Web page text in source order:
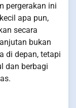
pergerakan ini
apa pun,
secara
bukan
di depan, tetapi
dan berbagi